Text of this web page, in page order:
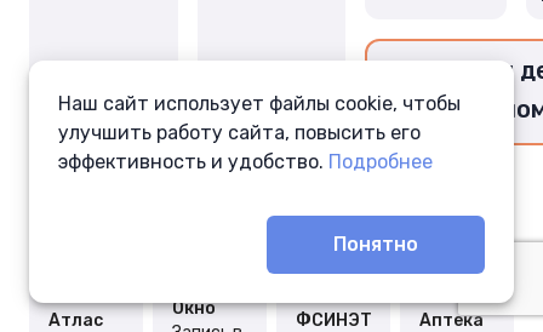
Перевести
Атлас
Окно
ФСИНЭТ Аптека
Наш сайт использует файлы cookie, чтобы
улучшить работу сайта, повысить его
эффективность и удобство. Подробнее
Понятно